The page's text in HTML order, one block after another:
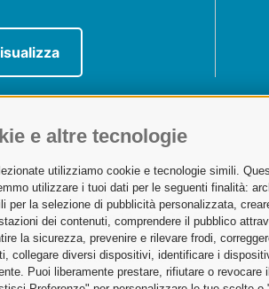
e altre tecnologie
utilizziamo cookie e tecnologie simili.
utilizzare i tuoi dati per le seguenti finalità:
per la selezione di pubblicità personalizzata,
dei contenuti, comprendere il pubblico
la sicurezza, prevenire e rilevare frodi,
collegare diversi dispositivi, identificare i
Puoi liberamente prestare, rifiutare o
Lombarda Spedizionieri e
Ufficio Milano
Via Cornalia 19 – 20124 Milano
Ufficio Malpensa
Aeroporto Milano Malpensa – Cargo